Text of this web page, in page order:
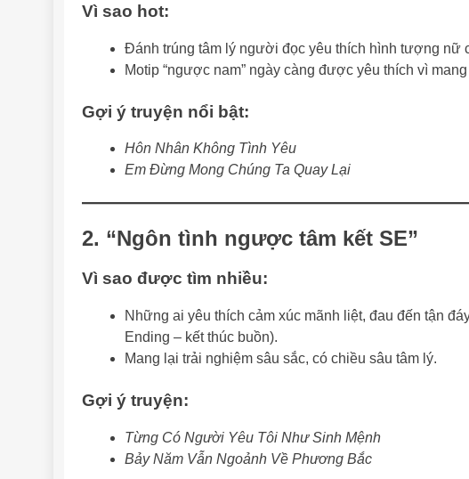
Vì sao hot:
Đánh trúng tâm lý người đọc yêu thích hình tượng nữ
Motip “ngược nam” ngày càng được yêu thích vì
Gợi ý truyện nổi bật:
Hôn Nhân Không Tình Yêu
Em Đừng Mong Chúng Ta Quay Lại
2. “Ngôn tình ngược tâm kết SE”
Vì sao được tìm nhiều:
Những ai yêu thích cảm xúc mãnh liệt, đau đến tận
Ending – kết thúc buồn).
Mang lại trải nghiệm sâu sắc, có chiều sâu tâm lý.
Gợi ý truyện:
Từng Có Người Yêu Tôi Như Sinh Mệnh
Bảy Năm Vẫn Ngoảnh Về Phương Bắc